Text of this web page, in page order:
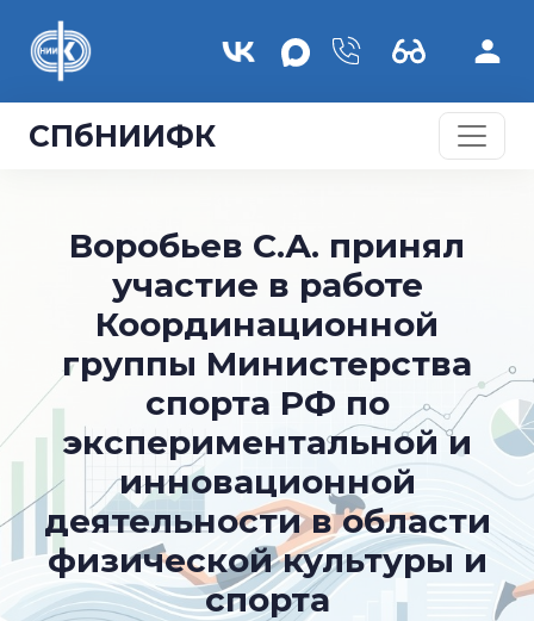
СПбНИИФК
Воробьев С.А. принял
участие в работе
Координационной
группы Министерства
спорта РФ по
экспериментальной и
инновационной
деятельности в области
физической культуры и
спорта